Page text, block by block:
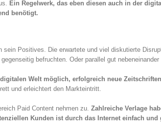
Ein Regelwerk, das eben diesen auch in der
benötigt.
sein Positives. Die erwartete und viel diskutierte
befruchten. Oder parallel gut nebeneinander
Welt möglich, erfolgreich neue
und erleichtert den Markteintritt.
Paid Content nehmen zu. Zahlreiche Verlage
Kunden ist durch das Internet einfach